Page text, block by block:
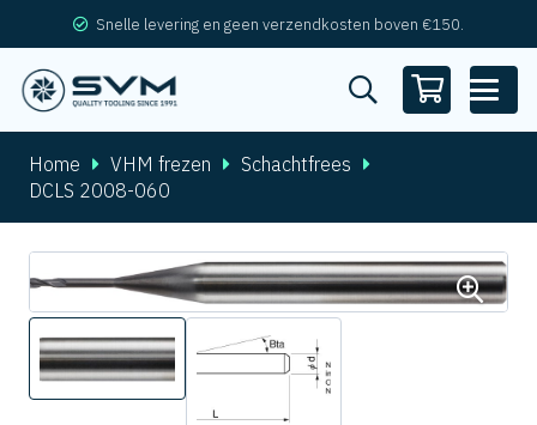
Snelle levering en geen verzendkosten boven €150.
Home VHM frezen
Schachtfrees
DCLS 2008-060